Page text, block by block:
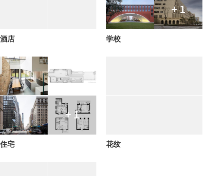
酒店
+ 1
学校
+ 1
住宅 花纹